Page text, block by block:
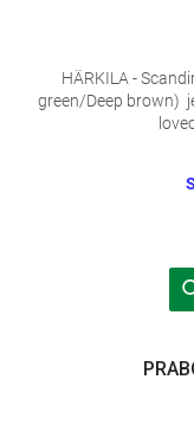
HÄRKILA -
green/Deep brown)